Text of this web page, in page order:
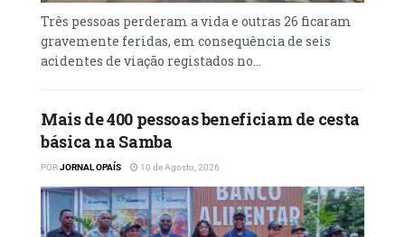
Três pessoas perderam a vida e outras 26 ficaram
gravemente feridas, em consequência de seis
acidentes de viação registados no...
Mais de 400 pessoas beneficiam de cesta
básica na Samba
PORJORNAL OPAÍS 10 de Agosto, 2026